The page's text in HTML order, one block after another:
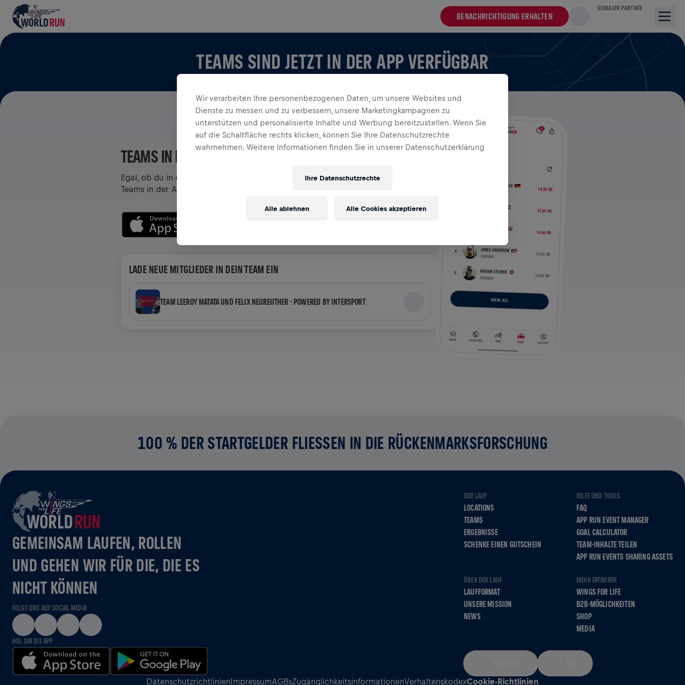
BENACHRICHTIGUNG ERHALTEN
GLOBALER PARTNER
TEAMS SIND JETZT IN DER APP VERFÜGBAR
TEAMS IN DER APP ANSEHEN
Egal, ob du in einem Team bist oder dein eigenes erstellst, entdecke alles über
Teams in der App – chattet, verfolgt euer Leaderboard und feiert gemeinsam.
LADE NEUE MITGLIEDER IN DEIN TEAM EIN
TEAM LEEROY MATATA UND FELIX NEUREUTHER - POWERED BY INTERSPORT
100 % DER STARTGELDER FLIESSEN IN DIE RÜCKENMARKSFORSCHUNG
GEMEINSAM LAUFEN, ROLLEN
UND GEHEN WIR FÜR DIE, DIE ES
NICHT KÖNNEN
FOLGE UNS AUF SOCIAL MEDIA
HOL DIR DIE APP
DER LAUF
LOCATIONS
TEAMS
ERGEBNISSE
SCHENKE EINEN GUTSCHEIN
HILFE UND TOOLS
FAQ
APP RUN EVENT MANAGER
GOAL CALCULATOR
TEAM-INHALTE TEILEN
APP RUN EVENTS SHARING ASSETS
ÜBER DEN LAUF
LAUFFORMAT
UNSERE MISSION
NEWS
MEHR ERFAHREN
WINGS FOR LIFE
B2B-MÖGLICHKEITEN
SHOP
MEDIA
DatenschutzrichtlinienImpressumAGBsZugänglichkeitsinformationenVerhaltenskodexCookie-Richtlinien
Wir verarbeiten Ihre personenbezogenen Daten, um unsere Websites und
Dienste zu messen und zu verbessern, unsere Marketingkampagnen zu
unterstützen und personalisierte Inhalte und Werbung bereitzustellen. Wenn Sie
auf die Schaltfläche rechts klicken, können Sie Ihre Datenschutzrechte
wahrnehmen. Weitere Informationen finden Sie in unserer Datenschutzerklärung
Ihre Datenschutzrechte
Alle ablehnen Alle Cookies akzeptieren